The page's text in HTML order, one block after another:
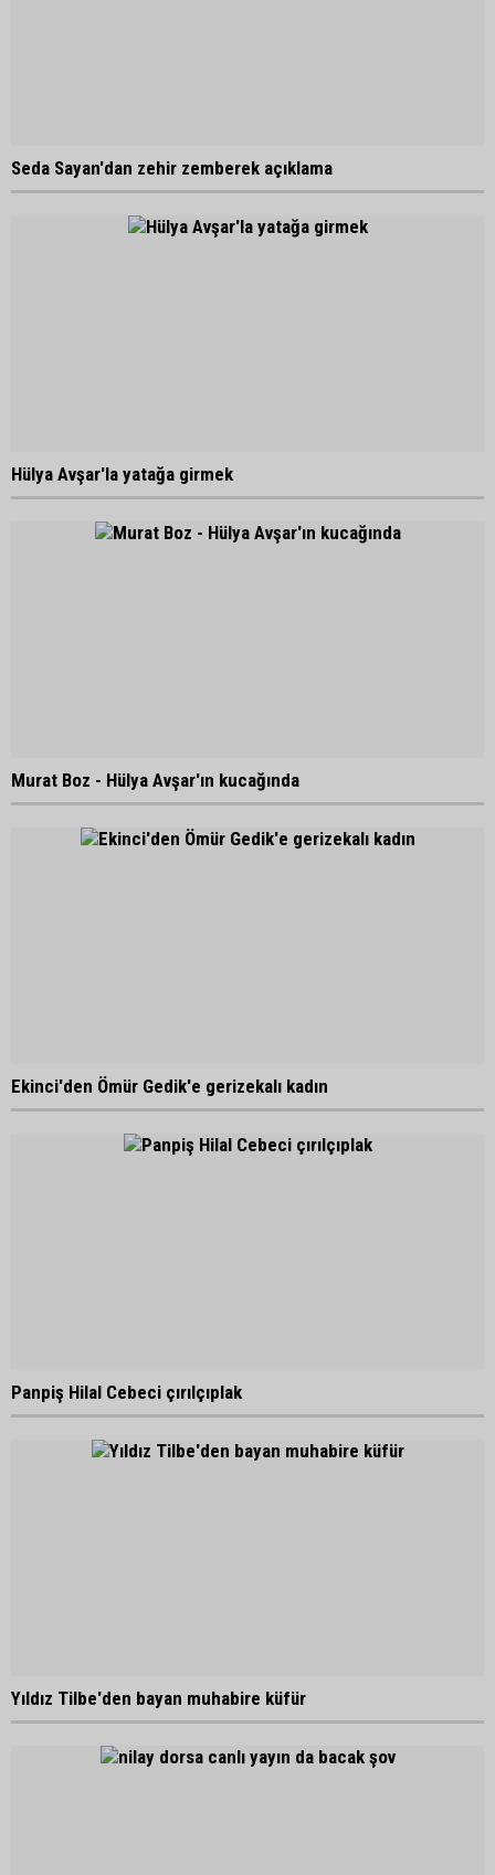
Seda Sayan'dan zehir zemberek açıklama
Hülya Avşar'la yatağa girmek
Murat Boz - Hülya Avşar'ın kucağında
Ekinci'den Ömür Gedik'e gerizekalı kadın
Panpiş Hilal Cebeci çırılçıplak
Yıldız Tilbe'den bayan muhabire küfür